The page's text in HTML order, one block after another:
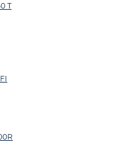
T